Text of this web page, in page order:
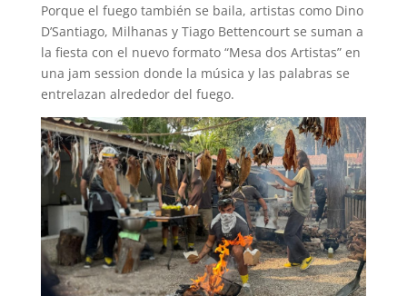
Porque el fuego también se baila, artistas como Dino
D’Santiago, Milhanas y Tiago Bettencourt se suman a
la fiesta con el nuevo formato “Mesa dos Artistas” en
una jam session donde la música y las palabras se
entrelazan alrededor del fuego.